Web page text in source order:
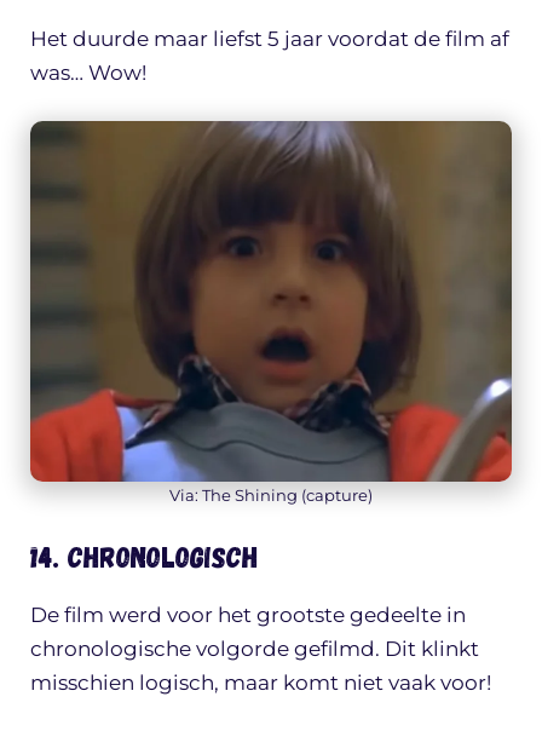
Het duurde maar liefst 5 jaar voordat de film af
was… Wow!
Via: The Shining (capture)
14. Chronologisch
De film werd voor het grootste gedeelte in
chronologische volgorde gefilmd. Dit klinkt
misschien logisch, maar komt niet vaak voor!